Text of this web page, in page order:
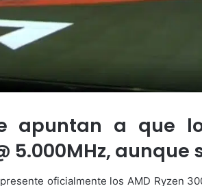
apuntan a que
5.000MHz, aunque
oficialmente los AMD Ryzen